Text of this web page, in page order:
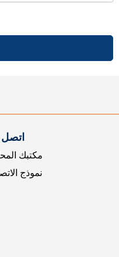
اتصل
مكتبك
نموذج